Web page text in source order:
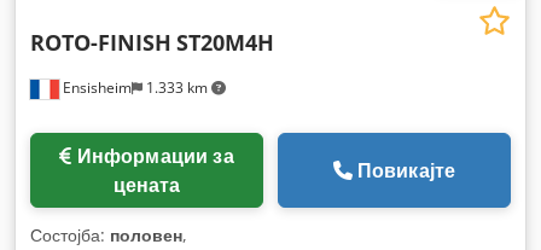
Ensisheim 1.333 km
ROTO-FINISH ST20M4H
цената
Повикајте
Состојба: половен,